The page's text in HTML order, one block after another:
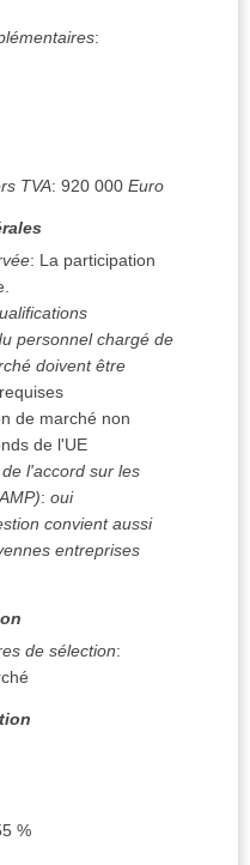
:
TVA: 920 000 Euro
: La participation
personnel chargé de
doivent être
de marché non
de l'UE
l'accord sur les
: oui
convient aussi
entreprises
de sélection:
%